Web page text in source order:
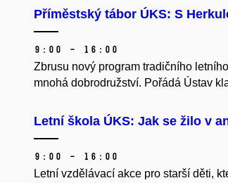
Příměstský tábor ÚKS: S
9:00 – 16:00
Zbrusu nový program tradičního
mnohá dobrodružství. Pořádá Ústav
Letní škola ÚKS: Jak se žilo v
9:00 – 16:00
Letní vzdělávací akce pro starší děti,